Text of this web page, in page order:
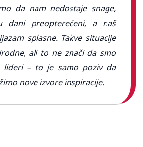
da nam nedostaje snage,
dani preopterećeni, a naš
splasne. Takve situacije
ali to ne znači da smo
lideri – to je samo poziv da
nove izvore inspiracije.